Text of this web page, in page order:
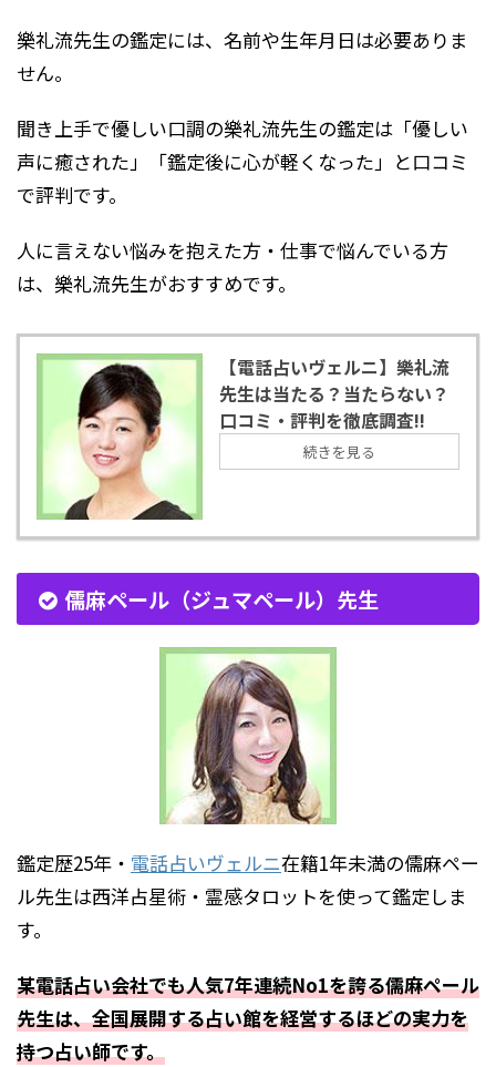
樂礼流先生の鑑定には、名前や生年月日は必要ありま
せん。
聞き上手で優しい口調の樂礼流先生の鑑定は「優しい
声に癒された」「鑑定後に心が軽くなった」と口コミ
で評判です。
人に言えない悩みを抱えた方・仕事で悩んでいる方
は、樂礼流先生がおすすめです。
【電話占いヴェルニ】樂礼流
先生は当たる？当たらない？
口コミ・評判を徹底調査!!
続きを見る
儒麻ペール（ジュマペール）先生
鑑定歴25年・ 電話占いヴェルニ在籍1年未満の儒麻ペー
ル先生は西洋占星術・霊感タロットを使って鑑定しま
す。
某電話占い会社でも人気7年連続No1を誇る儒麻ペール
先生は、全国展開する占い館を経営するほどの実力を
持つ占い師です。